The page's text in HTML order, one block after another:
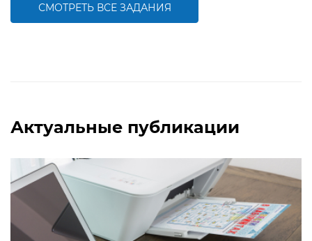
СМОТРЕТЬ ВСЕ ЗАДАНИЯ
Актуальные публикации